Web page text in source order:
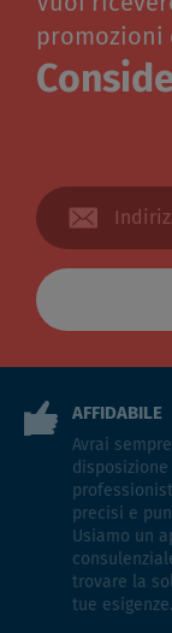
promozioni
AFFIDABILE
Avrai
precisi e
Usiamo un
trovare la
tue esigenze.